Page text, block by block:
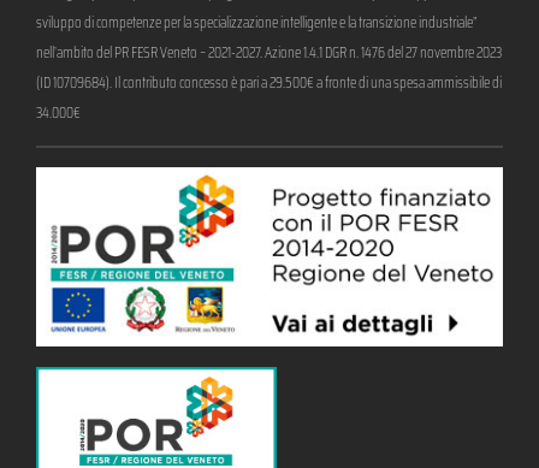
sviluppo di competenze per la specializzazione intelligente e la transizione industriale”
nell’ambito del PR FESR Veneto – 2021-2027. Azione 1.4.1 DGR n. 1476 del 27 novembre 2023
(ID 10709684). Il contributo concesso è pari a 29.500€ a fronte di una spesa ammissibile di
34.000€